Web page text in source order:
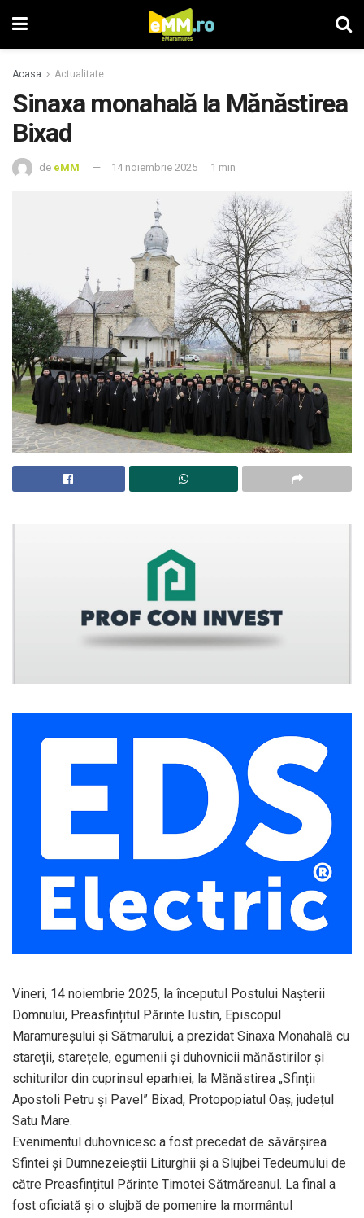
Acasa Actualitate
Sinaxa monahală la Mănăstirea
Bixad
de eMM 14 noiembrie 2025 1 min
Vineri, 14 noiembrie 2025, la începutul Postului Nașterii
Domnului, Preasfințitul Părinte Iustin, Episcopul
Maramureșului și Sătmarului, a prezidat Sinaxa Monahală cu
stareții, starețele, egumenii și duhovnicii mănăstirilor și
schiturilor din cuprinsul eparhiei, la Mănăstirea „Sfinții
Apostoli Petru și Pavel” Bixad, Protopopiatul Oaș, județul
Satu Mare.
Evenimentul duhovnicesc a fost precedat de săvârșirea
Sfintei și Dumnezeieștii Liturghii și a Slujbei Tedeumului de
către Preasfințitul Părinte Timotei Sătmăreanul. La final a
fost oficiată și o slujbă de pomenire la mormântul